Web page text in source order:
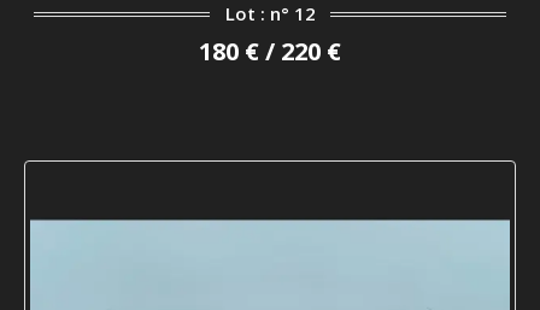
Lot : n° 12
180 € / 220 €